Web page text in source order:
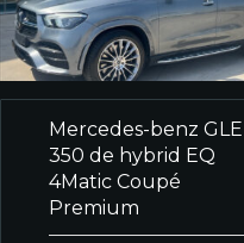
Mercedes-benz GLE
350 de hybrid EQ
4Matic Coupé
Premium